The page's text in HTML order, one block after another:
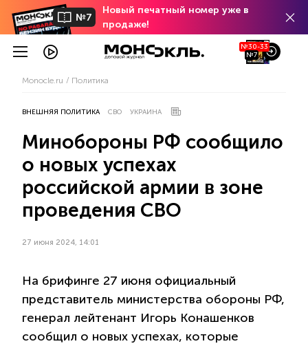
№7
Новый печатный номер уже в
продаже!
№30-33
№7
Monocle.ru Политика
ВНЕШНЯЯ ПОЛИТИКА СВО УКРАИНА
Минобороны РФ сообщило
о новых успехах
российской армии в зоне
проведения СВО
27 июня 2024, 14:01
На брифинге 27 июня официальный
представитель министерства обороны РФ,
генерал лейтенант Игорь Конашенков
сообщил о новых успехах, которые